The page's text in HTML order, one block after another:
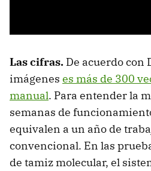
Las cifras. De acuerdo con
imágenes es más de 300
manual. Para entender la
semanas de
equivalen a un año de
convencional. En las
de tamiz molecular, el